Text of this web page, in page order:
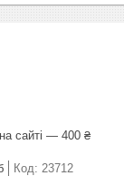
сайті — 400 ₴
Код: 23712